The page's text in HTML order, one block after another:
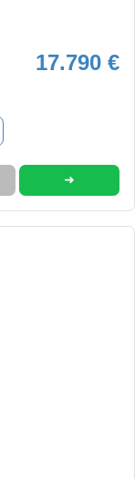
17.790 €
➜